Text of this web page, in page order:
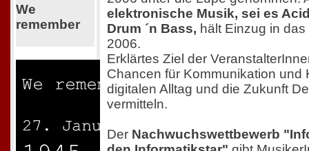
We
remember
elektronische Musik, sei es
Drum ´n Bass, hält Einzug in
2006.
Erklärtes Ziel der
Chancen für Kommunikation und
digitalen Alltag und die Zukunft
vermitteln.
Der Nachwuchswettbewerb